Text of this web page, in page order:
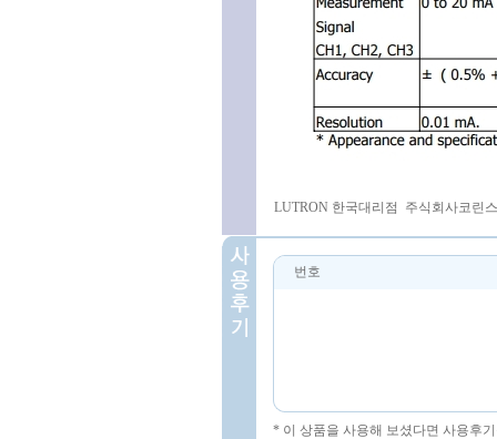
LUTRON 한국대리점 주식회사코린
번호
* 이 상품을 사용해 보셨다면 사용후